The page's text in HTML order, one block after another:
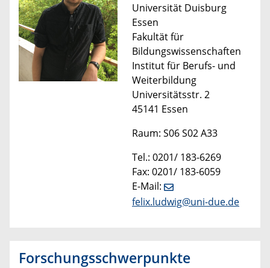
Universität Duisburg
Essen
Fakultät für
Bildungswissenschaften
Institut für Berufs- und
Weiterbildung
Universitätsstr. 2
45141 Essen
Raum: S06 S02 A33
Tel.: 0201/ 183-6269
Fax: 0201/ 183-6059
E-Mail:
felix.ludwig@uni-due.de
Forschungsschwerpunkte